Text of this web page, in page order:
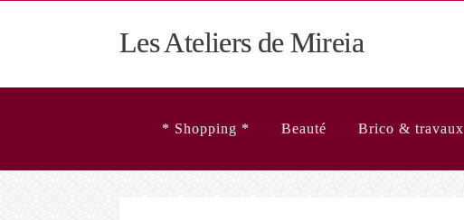
Les Ateliers de Mireia
* Shopping * Beauté Brico & travaux